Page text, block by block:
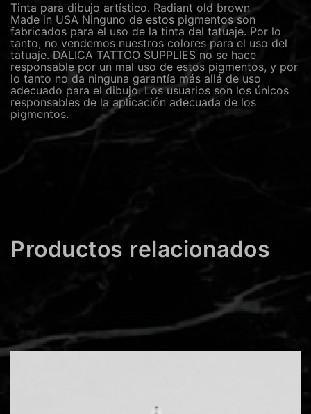
Tinta para dibujo artístico. Radiant old brown
Made in USA Ninguno de estos pigmentos son
fabricados para el uso de la tinta del tatuaje. Por lo
tanto, no vendemos nuestros colores para el uso del
tatuaje. DALICA TATTOO SUPPLIES no se hace
responsable por un mal uso de estos pigmentos, y por
lo tanto no da ninguna garantía más allá de uso
adecuado para el dibujo. Los usuarios son los únicos
responsables de la aplicación adecuada de los
pigmentos.
Productos relacionados